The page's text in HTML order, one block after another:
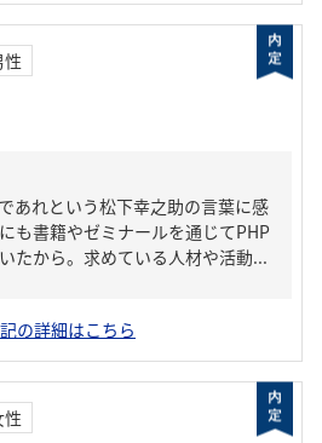
性
あれという松下幸之助の言葉に感
も書籍やゼミナールを通じてPHP
たから。求めている人材や活動...
の詳細はこちら
性